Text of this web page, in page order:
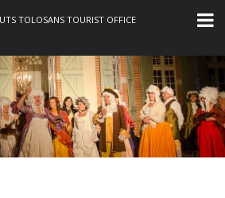
TOLOSANS TOURIST OFFICE